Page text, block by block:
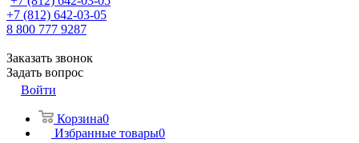
+7 (812) 642-03-05
8 800 777 9287
Заказать звонок
Задать вопрос
Войти
Корзина0
Избранные товары0